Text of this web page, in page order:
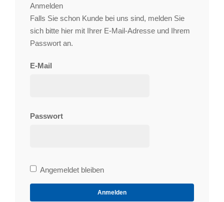
Anmelden
Falls Sie schon Kunde bei uns sind, melden Sie
sich bitte hier mit Ihrer E-Mail-Adresse und Ihrem
Passwort an.
E-Mail
Passwort
Bleibe
angemeldet
Angemeldet bleiben
Anmelden